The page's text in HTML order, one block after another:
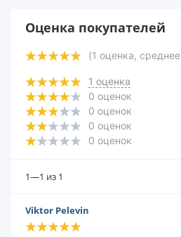
Оценка покупателей
(1 оценка, среднее
1 оценка
0 оценок
0 оценок
0 оценок
0 оценок
1—1 из 1
Viktor Pelevin